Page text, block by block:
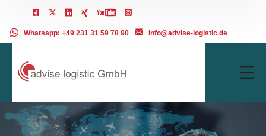
info@advise-logistic.de
Whatsapp: +49 231 31 59 78 90